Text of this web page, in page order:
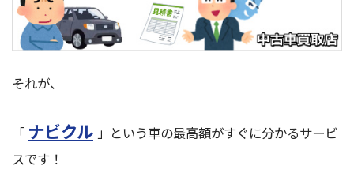
それが、
「 ナビクル 」という車の最高額がすぐに分かるサービ
スです！